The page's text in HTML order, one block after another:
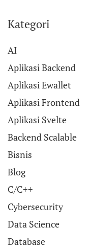
Kategori
AI
Aplikasi Backend
Aplikasi Ewallet
Aplikasi Frontend
Aplikasi Svelte
Backend Scalable
Bisnis
Blog
C/C++
Cybersecurity
Data Science
Database